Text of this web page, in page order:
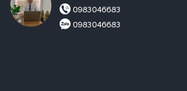
0983046683
0983046683